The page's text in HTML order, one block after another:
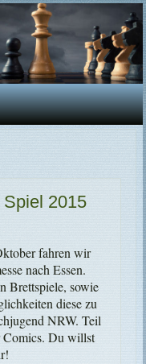
2015
fahren wir
nach Essen.
Brettspiele, sowie
diese zu
NRW. Teil
Comics. Du willst